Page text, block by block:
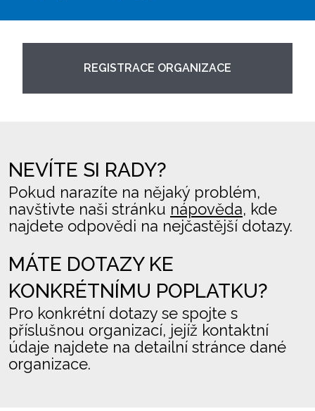
REGISTRACE ORGANIZACE
NEVÍTE SI RADY?
Pokud narazíte na nějaký problém,
navštivte naši stránku nápověda, kde
najdete odpovědi na nejčastější dotazy.
MÁTE DOTAZY KE
KONKRÉTNÍMU POPLATKU?
Pro konkrétní dotazy se spojte s
příslušnou organizací, jejíž kontaktní
údaje najdete na detailní stránce dané
organizace.